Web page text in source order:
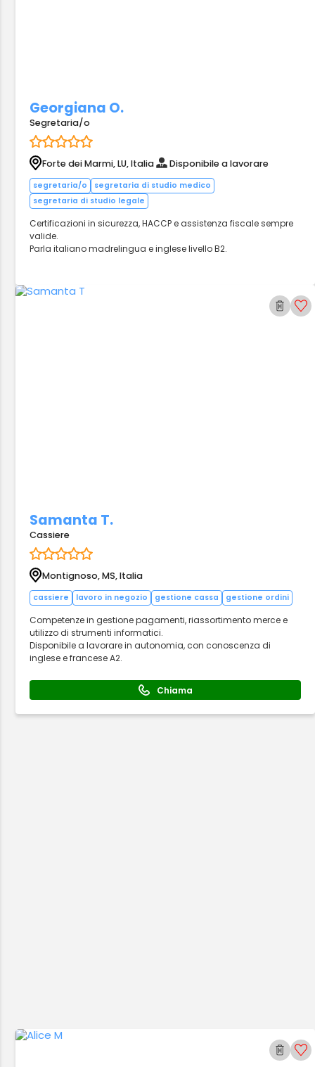
Georgiana O.
Segretaria/o
Forte dei Marmi, LU, Italia Disponibile a lavorare
segretaria/o
segretaria di studio medico
segretaria di studio legale
Certificazioni in sicurezza, HACCP e assistenza fiscale sempre
valide.
Parla italiano madrelingua e inglese livello B2.
Samanta T.
Cassiere
Montignoso, MS, Italia
cassiere lavoro in negozio gestione cassa gestione ordini
Competenze in gestione pagamenti, riassortimento merce e
utilizzo di strumenti informatici.
Disponibile a lavorare in autonomia, con conoscenza di
inglese e francese A2.
Chiama